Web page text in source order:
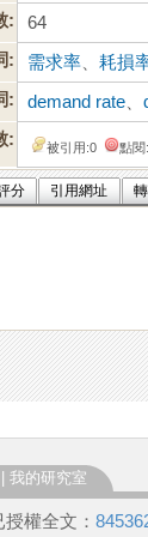
:
64
:
需求率 、耗損
:
demand rate 、
:
被引用:0 點閱
分 引用網址
我的研究室
權全文：